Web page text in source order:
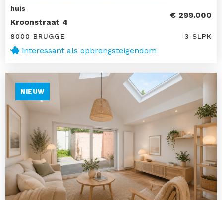
huis
Kroonstraat 4
€ 299.000
8000 BRUGGE 3 SLPK
interessant als opbrengsteigendom
NIEUW